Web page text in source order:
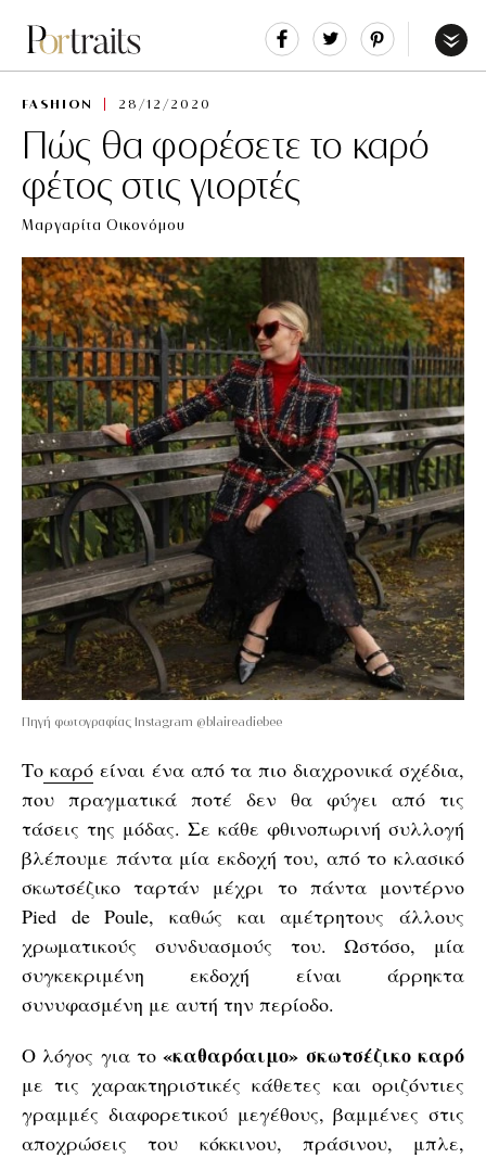
Share Tweet
FASHION 28/12/2020
Πώς θα φορέσετε το καρό
φέτος στις γιορτές
Μαργαρίτα Οικονόμου
Πηγή φωτογραφίας Instagram @blaireadiebee
Το καρόείναι ένα από τα πιο διαχρονικά σχέδια,
που πραγματικά ποτέ δεν θα φύγει από τις
τάσεις της μόδας. Σε κάθε φθινοπωρινή συλλογή
βλέπουμε πάντα μία εκδοχή του, από το κλασικό
σκωτσέζικο ταρτάν μέχρι το πάντα μοντέρνο
Pied de Poule, καθώς και αμέτρητους άλλους
χρωματικούς συνδυασμούς του. Ωστόσο, μία
συγκεκριμένη εκδοχή είναι άρρηκτα
συνυφασμένη με αυτή την περίοδο.
Ο λόγος για το«καθαρόαιμο» σκωτσέζικο καρό
με τις χαρακτηριστικές κάθετες και οριζόντιες
γραμμές διαφορετικού μεγέθους, βαμμένες στις
αποχρώσεις του κόκκινου, πράσινου, μπλε,